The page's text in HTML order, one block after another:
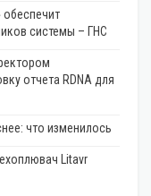
обеспечит
системы – ГНС
отчета RDNA для
что изменилось
Litavr